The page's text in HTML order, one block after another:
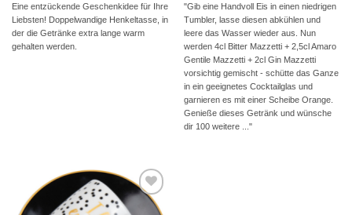
Eine entzückende Geschenkidee für Ihre
Liebsten! Doppelwandige Henkeltasse, in
der die Getränke extra lange warm
gehalten werden.
"Gib eine Handvoll Eis in einen niedrigen
Tumbler, lasse diesen abkühlen und
leere das Wasser wieder aus. Nun
werden 4cl Bitter Mazzetti + 2,5cl Amaro
Gentile Mazzetti + 2cl Gin Mazzetti
vorsichtig gemischt - schütte das Ganze
in ein geeignetes Cocktailglas und
garnieren es mit einer Scheibe Orange.
Genieße dieses Getränk und wünsche
dir 100 weitere ..."
Auf die